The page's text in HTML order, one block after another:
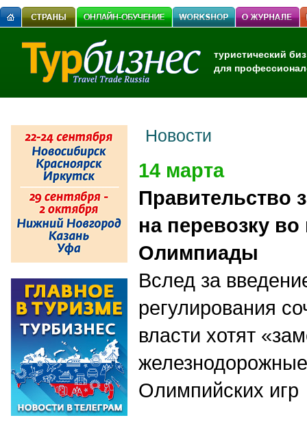
туристический
для
Новости
14 марта
Правительство
на перевозку
Олимпиады
Вслед за
регулирования
власти хотят
Олимпийских игр